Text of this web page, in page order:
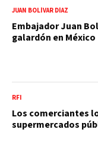
JUAN BOLÍVAR DÍAZ
Embajador Juan
galardón en México
RFI
Los comerciantes
supermercados